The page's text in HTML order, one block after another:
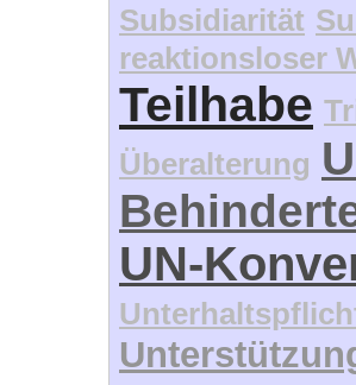
Subsidiarität
reaktionsloser
Teilhabe
Überalterung
UN-